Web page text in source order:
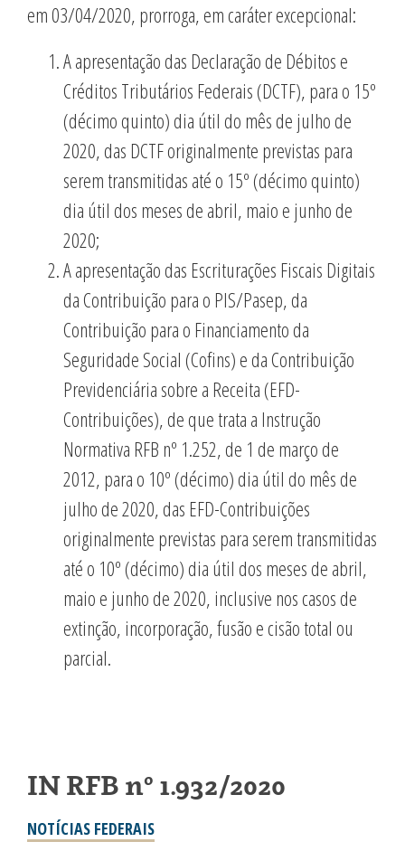
em 03/04/2020, prorroga, em caráter excepcional:
A apresentação das Declaração de Débitos e
Créditos Tributários Federais (DCTF), para o 15º
(décimo quinto) dia útil do mês de julho de
2020, das DCTF originalmente previstas para
serem transmitidas até o 15º (décimo quinto)
dia útil dos meses de abril, maio e junho de
2020;
A apresentação das Escriturações Fiscais Digitais
da Contribuição para o PIS/Pasep, da
Contribuição para o Financiamento da
Seguridade Social (Cofins) e da Contribuição
Previdenciária sobre a Receita (EFD-
Contribuições), de que trata a Instrução
Normativa RFB nº 1.252, de 1 de março de
2012, para o 10º (décimo) dia útil do mês de
julho de 2020, das EFD-Contribuições
originalmente previstas para serem transmitidas
até o 10º (décimo) dia útil dos meses de abril,
maio e junho de 2020, inclusive nos casos de
extinção, incorporação, fusão e cisão total ou
parcial.
IN RFB nº 1.932/2020
NOTÍCIAS FEDERAIS